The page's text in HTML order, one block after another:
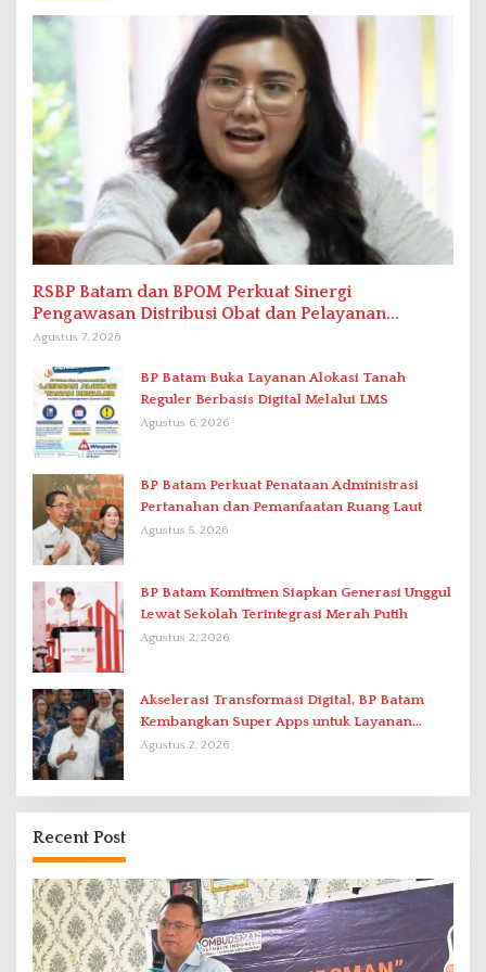
RSBP Batam dan BPOM Perkuat Sinergi
Pengawasan Distribusi Obat dan Pelayanan
Kefarmasian
Agustus 7, 2026
BP Batam Buka Layanan Alokasi Tanah
Reguler Berbasis Digital Melalui LMS
Agustus 6, 2026
BP Batam Perkuat Penataan Administrasi
Pertanahan dan Pemanfaatan Ruang Laut
Agustus 5, 2026
BP Batam Komitmen Siapkan Generasi Unggul
Lewat Sekolah Terintegrasi Merah Putih
Agustus 2, 2026
Akselerasi Transformasi Digital, BP Batam
Kembangkan Super Apps untuk Layanan
Terpadu
Agustus 2, 2026
Recent Post